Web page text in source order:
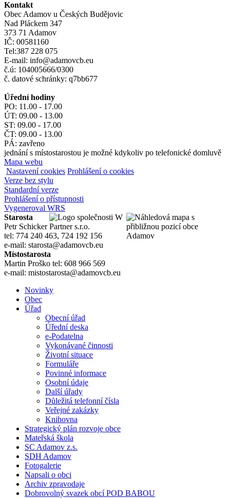
Kontakt
Obec Adamov u Českých Budějovic
Nad Pláckem 347
373 71 Adamov
IČ: 00581160
Tel:387 228 075
E-mail: info@adamovcb.eu
č.ú: 104005666/0300
č. datové schránky: q7bb677
Úřední hodiny
PO: 11.00 - 17.00
ÚT: 09.00 - 13.00
ST: 09.00 - 17.00
ČT: 09.00 - 13.00
PÁ: zavřeno
jednání s místostarostou je možné kdykoliv po telefonické domluvě
Mapa webu
Nastavení cookies Prohlášení o cookies
Verze bez stylu
Standardní verze
Prohlášení o přístupnosti
Vygeneroval WRS
Starosta
Petr Schicker
tel: 774 240 463, 724 192 156
e-mail: starosta@adamovcb.eu
Místostarosta
Martin Proško tel: 608 966 569
e-mail: mistostarosta@adamovcb.eu
Novinky
Obec
Úřad
Obecní úřad
Úřední deska
e-Podatelna
Vykonávané činnosti
Životní situace
Formuláře
Povinné informace
Osobní údaje
Další úřady
Důležitá telefonní čísla
Veřejné zakázky
Knihovna
Strategický plán rozvoje obce
Mateřská škola
SC Adamov z.s.
SDH Adamov
Fotogalerie
Napsali o obci
Archiv zpravodaje
Dobrovolný svazek obcí POD BABOU